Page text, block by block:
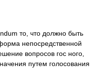
то, что должно быть
непосредственной
вопросов гос ного,
путем голосования